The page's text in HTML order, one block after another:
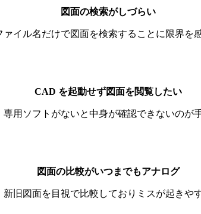
図面の検索がしづらい
ァイル名だけで図面を検索することに限界を
CAD を起動せず図面を閲覧したい
専用ソフトがないと中身が確認できないのが
図面の比較がいつまでもアナログ
新旧図面を目視で比較しておりミスが起きや